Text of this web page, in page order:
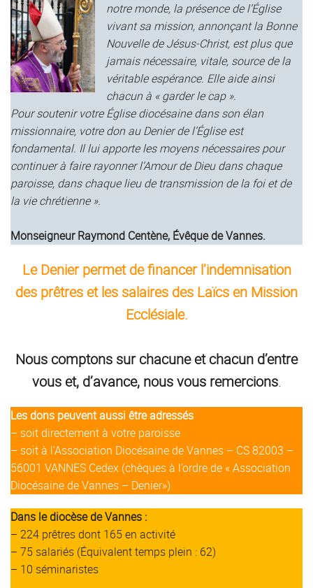
notre monde, la présence de l’Église
vivant sa mission, annonçant la Bonne
Nouvelle de Jésus-Christ, est plus que
jamais nécessaire, vitale, source de la
véritable espérance. Elle aide ainsi
chacun à « garder le cap ».
Pour soutenir votre Église diocésaine dans son élan
missionnaire, votre don au Denier de l’Église est
fondamental. Il lui apporte les moyens nécessaires pour
continuer à faire rayonner l’Amour de Dieu dans chaque
paroisse, dans chaque lieu de transmission de la foi et de
la vie chrétienne ».
Monseigneur Raymond Centène, Évêque de Vannes.
Le Denier permet de financer l’indemnisation
des prêtres et les salaires des Laïcs en Mission
Ecclésiale.
Nous comptons sur chacune et chacun d’entre
vous et, d’avance, nous vous remercions.
Les dons peuvent aussi être adressés
– soit directement à votre paroisse
– soit à l’Association Diocésaine de Vannes – CS 82003 –
56001 VANNES Cedex (chèques à l’ordre de « Association
Diocésaine de Vannes – Denier»)
Dans le diocèse de Vannes :
– 224 prêtres dont 165 en activité
– 75 salariés (Équivalent temps plein : 62)
– 10 séminaristes